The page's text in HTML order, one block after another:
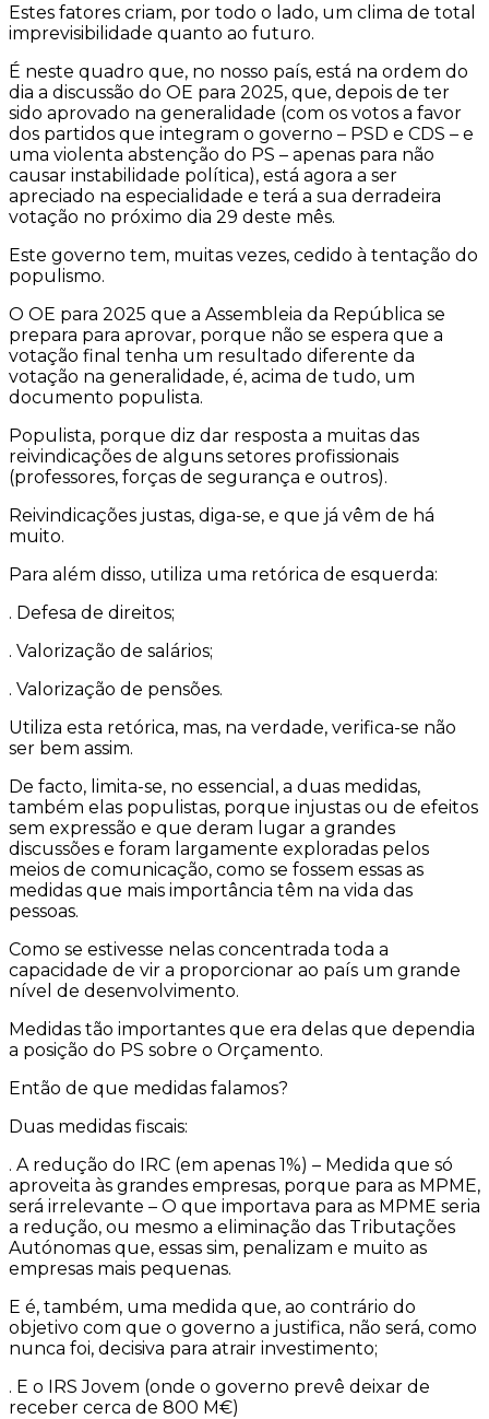
Estes fatores criam, por todo o lado, um clima de total
imprevisibilidade quanto ao futuro.
É neste quadro que, no nosso país, está na ordem do
dia a discussão do OE para 2025, que, depois de ter
sido aprovado na generalidade (com os votos a favor
dos partidos que integram o governo – PSD e CDS – e
uma violenta abstenção do PS – apenas para não
causar instabilidade política), está agora a ser
apreciado na especialidade e terá a sua derradeira
votação no próximo dia 29 deste mês.
Este governo tem, muitas vezes, cedido à tentação do
populismo.
O OE para 2025 que a Assembleia da República se
prepara para aprovar, porque não se espera que a
votação final tenha um resultado diferente da
votação na generalidade, é, acima de tudo, um
documento populista.
Populista, porque diz dar resposta a muitas das
reivindicações de alguns setores profissionais
(professores, forças de segurança e outros).
Reivindicações justas, diga-se, e que já vêm de há
muito.
Para além disso, utiliza uma retórica de esquerda:
. Defesa de direitos;
. Valorização de salários;
. Valorização de pensões.
Utiliza esta retórica, mas, na verdade, verifica-se não
ser bem assim.
De facto, limita-se, no essencial, a duas medidas,
também elas populistas, porque injustas ou de efeitos
sem expressão e que deram lugar a grandes
discussões e foram largamente exploradas pelos
meios de comunicação, como se fossem essas as
medidas que mais importância têm na vida das
pessoas.
Como se estivesse nelas concentrada toda a
capacidade de vir a proporcionar ao país um grande
nível de desenvolvimento.
Medidas tão importantes que era delas que dependia
a posição do PS sobre o Orçamento.
Então de que medidas falamos?
Duas medidas fiscais:
. A redução do IRC (em apenas 1%) – Medida que só
aproveita às grandes empresas, porque para as MPME,
será irrelevante – O que importava para as MPME seria
a redução, ou mesmo a eliminação das Tributações
Autónomas que, essas sim, penalizam e muito as
empresas mais pequenas.
E é, também, uma medida que, ao contrário do
objetivo com que o governo a justifica, não será, como
nunca foi, decisiva para atrair investimento;
. E o IRS Jovem (onde o governo prevê deixar de
receber cerca de 800 M€)